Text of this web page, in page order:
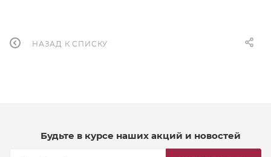
НАЗАД К СПИСКУ
Будьте в курсе наших акций и новостей